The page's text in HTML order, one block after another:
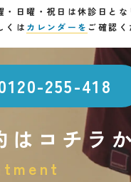
・日曜・祝日は休診日とな
くは カレンダーを ご確認く
255-418
はコチラ